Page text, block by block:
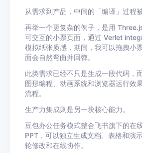
从需求到产品，中间的「编译」过程
再举一个更复杂的例子，是用
可交互的小票页面，通过 Verlet
模拟纸张质感，期间，我可以拖拽小
面会自然弯曲并回弹。
此类需求已经不只是生成一段代码，
图形编程、动画系统和浏览器运行效
流程。
生产力集成则是另一块核心能力。
豆包办公任务模式整合飞书旗下的在
PPT，可以独立生成文档、表格和演
轮修改和在线协作。